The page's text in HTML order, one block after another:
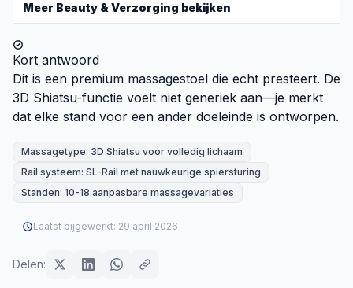
Meer Beauty & Verzorging bekijken
Kort antwoord
Dit is een premium massagestoel die echt presteert. De
3D Shiatsu-functie voelt niet generiek aan—je merkt
dat elke stand voor een ander doeleinde is ontworpen.
Massagetype: 3D Shiatsu voor volledig lichaam
Rail systeem: SL-Rail met nauwkeurige spiersturing
Standen: 10-18 aanpasbare massagevariaties
Laatst bijgewerkt: 29 april 2026
Delen: